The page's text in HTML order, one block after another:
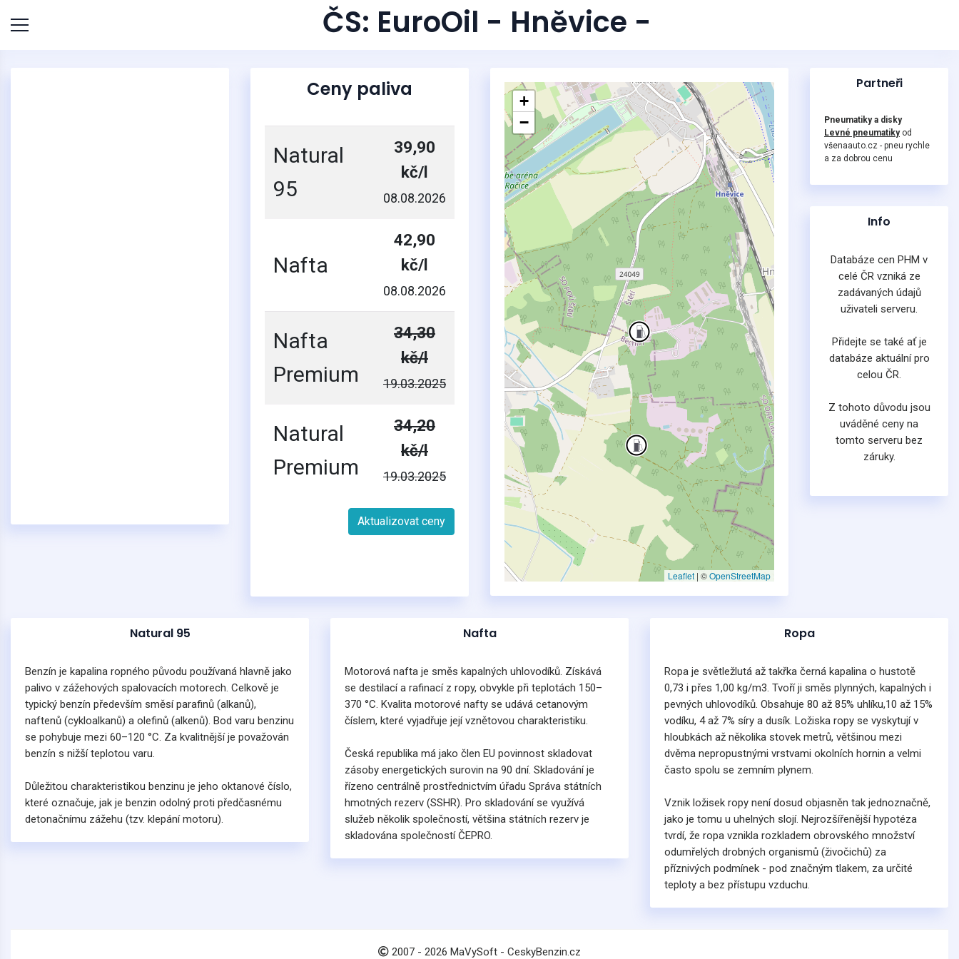
ČS: EuroOil - Hněvice -
Ceny paliva
Natural
95
39,90
kč/l
08.08.2026
Nafta
42,90
kč/l
08.08.2026
Nafta
Premium
34,30
kč/l
19.03.2025
Natural
Premium
34,20
kč/l
19.03.2025
Aktualizovat ceny
+
−
Leaflet | ©OpenStreetMap
Partneři
Pneumatiky a disky
Levné pneumatikyod
všenaauto.cz - pneu rychle
a za dobrou cenu
Info
Databáze cen PHM v
celé ČR vzniká ze
zadávaných údajů
uživateli serveru.
Přidejte se také ať je
databáze aktuální pro
celou ČR.
Z tohoto důvodu jsou
uváděné ceny na
tomto serveru bez
záruky.
Natural 95
Benzín je kapalina ropného původu používaná hlavně jako
palivo v zážehových spalovacích motorech. Celkově je
typický benzín především směsí parafinů (alkanů),
naftenů (cykloalkanů) a olefinů (alkenů). Bod varu benzinu
se pohybuje mezi 60–120 °C. Za kvalitnější je považován
benzín s nižší teplotou varu.
Důležitou charakteristikou benzinu je jeho oktanové číslo,
které označuje, jak je benzin odolný proti předčasnému
detonačnímu zážehu (tzv. klepání motoru).
Nafta
Motorová nafta je směs kapalných uhlovodíků. Získává
se destilací a rafinací z ropy, obvykle při teplotách 150–
370 °C. Kvalita motorové nafty se udává cetanovým
číslem, které vyjadřuje její vznětovou charakteristiku.
Česká republika má jako člen EU povinnost skladovat
zásoby energetických surovin na 90 dní. Skladování je
řízeno centrálně prostřednictvím úřadu Správa státních
hmotných rezerv (SSHR). Pro skladování se využívá
služeb několik společností, většina státních rezerv je
skladována společností ČEPRO.
Ropa
Ropa je světležlutá až takřka černá kapalina o hustotě
0,73 i přes 1,00 kg/m3. Tvoří ji směs plynných, kapalných i
pevných uhlovodíků. Obsahuje 80 až 85% uhlíku,10 až 15%
vodíku, 4 až 7% síry a dusík. Ložiska ropy se vyskytují v
hloubkách až několika stovek metrů, většinou mezi
dvěma nepropustnými vrstvami okolních hornin a velmi
často spolu se zemním plynem.
Vznik ložisek ropy není dosud objasněn tak jednoznačně,
jako je tomu u uhelných slojí. Nejrozšířenější hypotéza
tvrdí, že ropa vznikla rozkladem obrovského množství
odumřelých drobných organismů (živočichů) za
příznivých podmínek - pod značným tlakem, za určité
teploty a bez přístupu vzduchu.
2007 - 2026 MaVySoft - CeskyBenzin.cz